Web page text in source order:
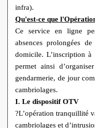
infra).
Qu'est-ce que
Ce service en ligne
absences prolongées
domicile. L’inscription à
permet ainsi
gendarmerie, de jour
cambriolages.
I. Le dispositif OTV
?L’opération tranquillité
cambriolages et